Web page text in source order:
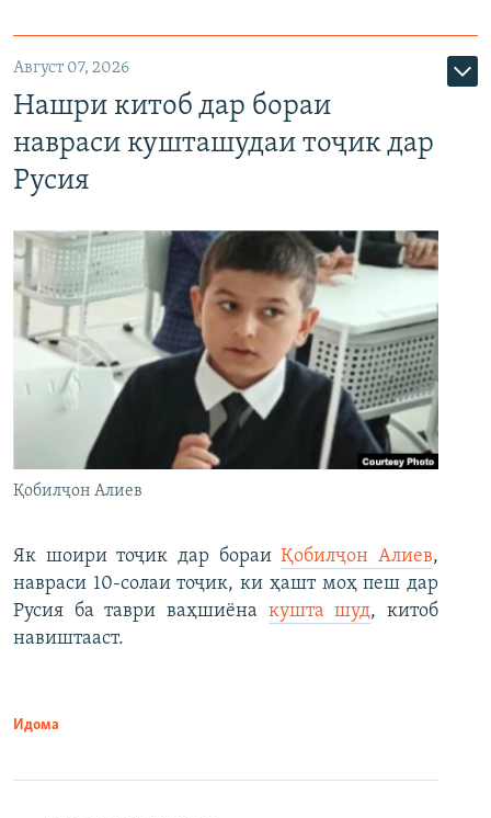
Август 07, 2026
Нашри китоб дар бораи
навраси кушташудаи тоҷик дар
Русия
Қобилҷон Алиев
Як шоири тоҷик дар бораиҚобилҷон Алиев,
навраси 10-солаи тоҷик, ки ҳашт моҳ пеш дар
Русия ба таври ваҳшиёна кушта шуд, китоб
навиштааст.
Идома